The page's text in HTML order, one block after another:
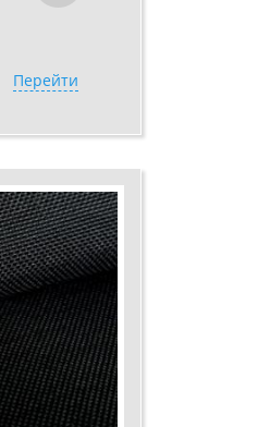
Перейти